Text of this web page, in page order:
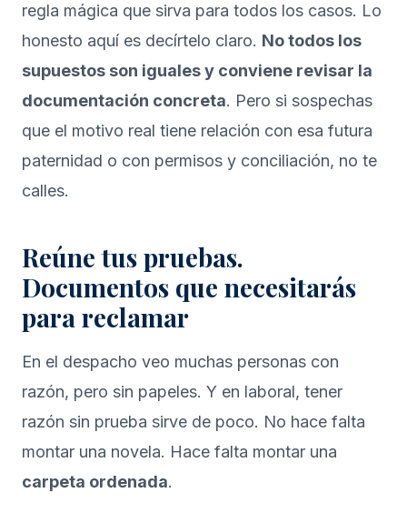
regla mágica que sirva para todos los casos. Lo
honesto aquí es decírtelo claro. No todos los
supuestos son iguales y conviene revisar la
documentación concreta. Pero si sospechas
que el motivo real tiene relación con esa futura
paternidad o con permisos y conciliación, no te
calles.
Reúne tus pruebas.
Documentos que necesitarás
para reclamar
En el despacho veo muchas personas con
razón, pero sin papeles. Y en laboral, tener
razón sin prueba sirve de poco. No hace falta
montar una novela. Hace falta montar una
carpeta ordenada.